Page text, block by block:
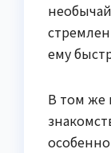
ему
В том же